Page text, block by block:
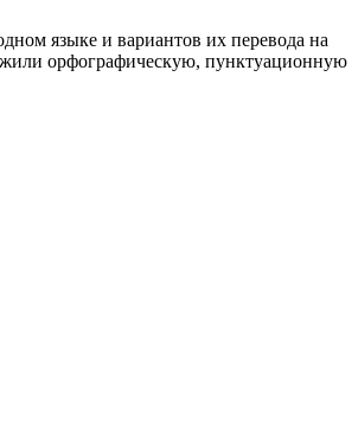
языке и вариантов их перевода на
орфографическую, пунктуационную